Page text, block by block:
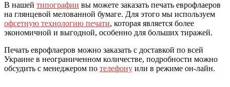
В нашей типографии вы можете заказать печать еврофлаеров
на глянцевой мелованной бумаге. Для этого мы используем
офсетную технологию печати, которая является более
экономичной и выгодной, особенно для больших тиражей.
Печать еврофлаеров можно заказать с доставкой по всей
Украине в неограниченном количестве, подробности можно
обсудить с менеджером по телефону или в режиме он-лайн.